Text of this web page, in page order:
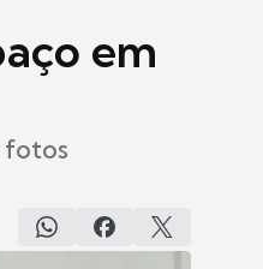
em
fotos